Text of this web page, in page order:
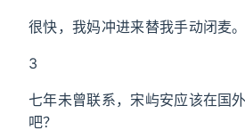
很快，我妈冲进来替我手动闭麦。
3
七年未曾联系，宋屿安应该在国
吧？